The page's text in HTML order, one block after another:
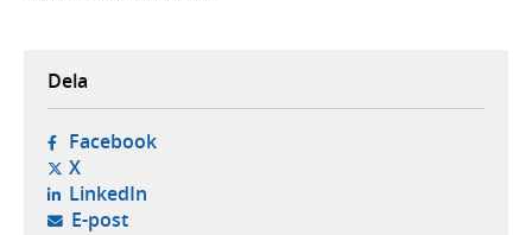
Dela
Facebook- öppnas i ny flik, extern webbplats,
X- öppnas i ny flik, extern webbplats,
LinkedIn- öppnas i ny flik, extern webbplats,
E-post- öppnar din e-postklient,